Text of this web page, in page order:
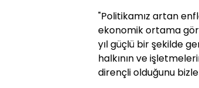
"Politikamız artan
ekonomik ortama
yıl güçlü bir şekilde
halkının ve
dirençli olduğunu